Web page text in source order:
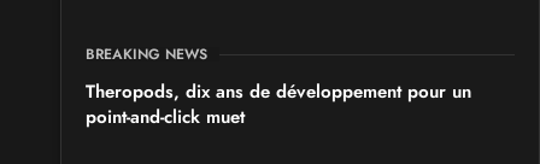
BREAKING NEWS
Theropods, dix ans de développement pour un
point-and-click muet